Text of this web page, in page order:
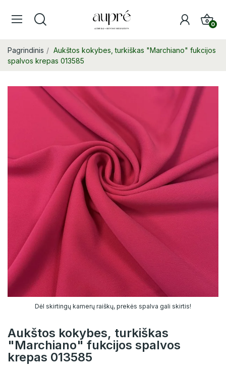
0
Pagrindinis
Aukštos kokybes, turkiškas "Marchiano" fukcijos
spalvos krepas 013585
Dėl skirtingų kamerų raiškų, prekės spalva gali skirtis!
Aukštos kokybes, turkiškas
"Marchiano" fukcijos spalvos
krepas 013585